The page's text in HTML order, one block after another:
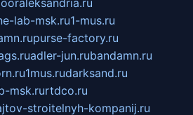
lab-msk.ru1-mus.ru
purse-factory.ru
adler-jun.rubandamn.ru
1mus.rudarksand.ru
msk.rurtdco.ru
stroitelnyh-kompanij.ru